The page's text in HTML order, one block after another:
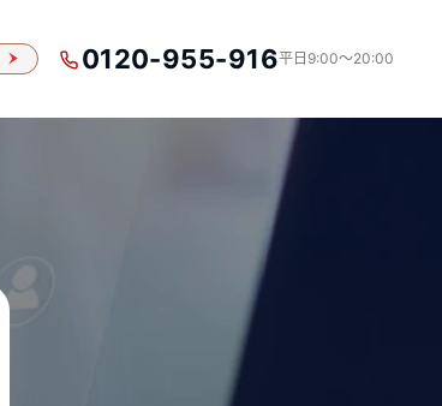
0120-955-916平日9:00〜20:00